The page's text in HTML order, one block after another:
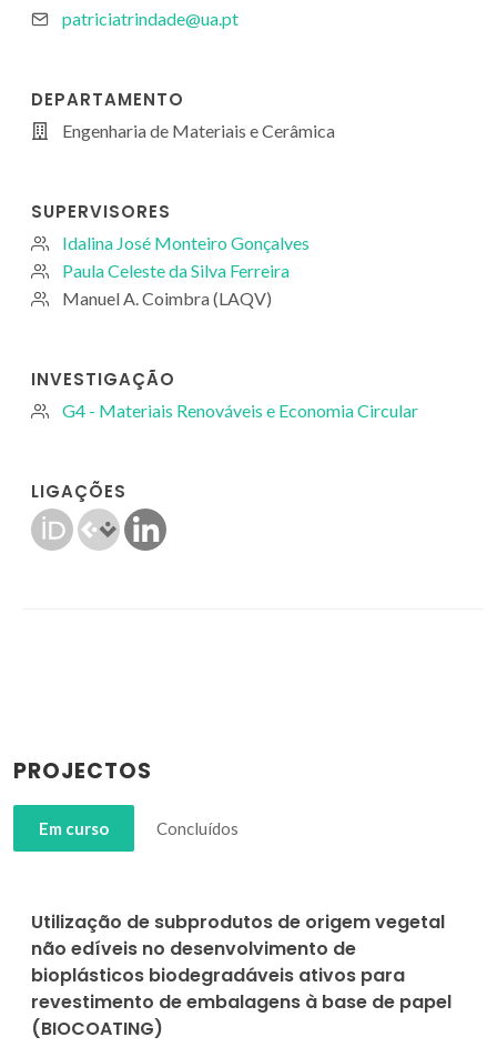
patriciatrindade@ua.pt
DEPARTAMENTO
Engenharia de Materiais e Cerâmica
SUPERVISORES
Idalina José Monteiro Gonçalves
Paula Celeste da Silva Ferreira
Manuel A. Coimbra (LAQV)
INVESTIGAÇÃO
G4 - Materiais Renováveis e Economia Circular
LIGAÇÕES
PROJECTOS
Em curso Concluídos
Utilização de subprodutos de origem vegetal
não edíveis no desenvolvimento de
bioplásticos biodegradáveis ativos para
revestimento de embalagens à base de papel
(BIOCOATING)